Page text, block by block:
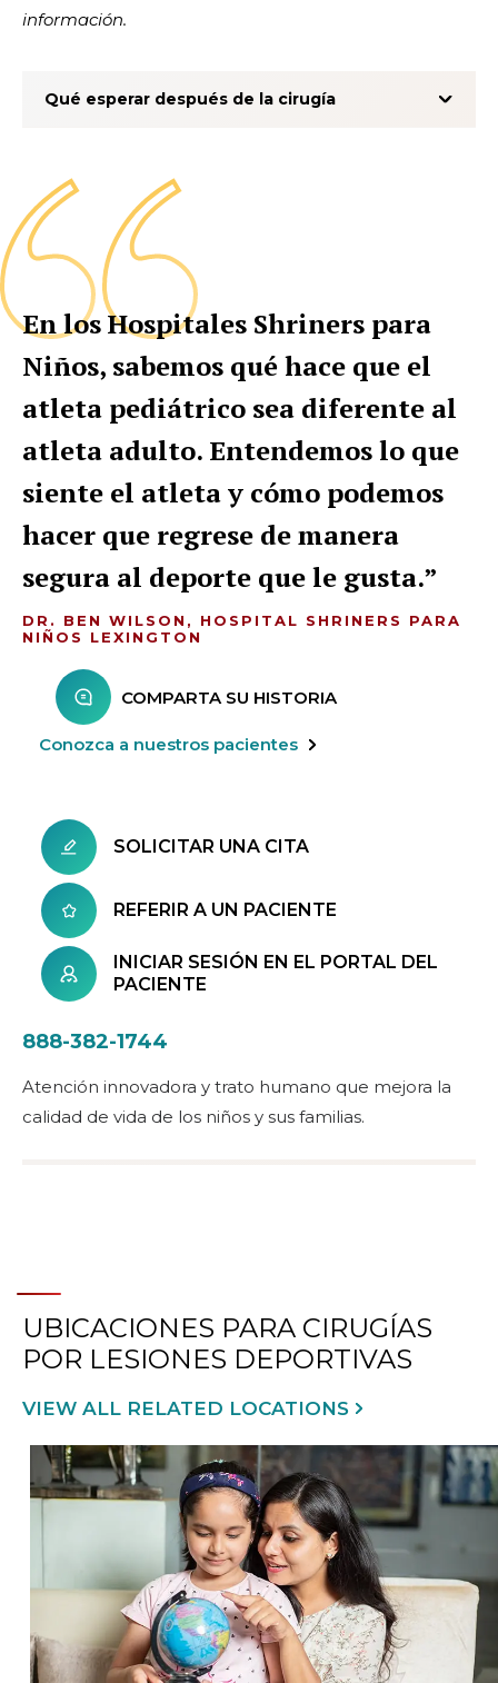
información.
Qué esperar después de la cirugía
En los Hospitales Shriners para
Niños, sabemos qué hace que el
atleta pediátrico sea diferente al
atleta adulto. Entendemos lo que
siente el atleta y cómo podemos
hacer que regrese de manera
segura al deporte que le gusta.
DR. BEN WILSON, HOSPITAL SHRINERS PARA
NIÑOS LEXINGTON
COMPARTA SU HISTORIA
Conozca a nuestros pacientes
SOLICITAR UNA CITA
REFERIR A UN PACIENTE
INICIAR SESIÓN EN EL PORTAL DEL
PACIENTE
888-382-1744
Atención innovadora y trato humano que mejora la
calidad de vida de los niños y sus familias.
UBICACIONES PARA CIRUGÍAS
POR LESIONES DEPORTIVAS
VIEW ALL RELATED LOCATIONS